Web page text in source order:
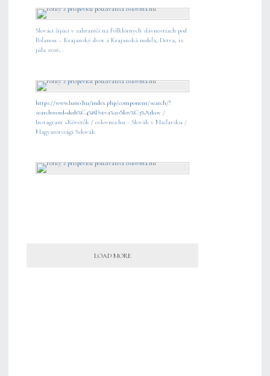
Slováci žijúci v zahraničí na Folklórnych slávnostiach pod
Poľanou – Krajanský dvor a Krajanská nedeľa, Detva, 12.
júla 2026...
https://www.luno.hu/index.php/component/search/?
searchword=dedi%C4%8Dstva%20Slov%C3%A1kov /
Instagram +Követők / oslovma.hu - Slovák v Maďarsku /
Magyarországi Szlovák
LOAD MORE